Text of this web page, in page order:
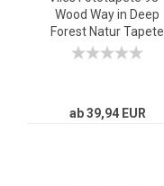
Wood Way in Deep
Forest Natur Tapete
Holz Weg grün
ab 39,94 EUR